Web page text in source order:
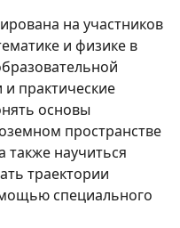
на участников
и физике в
практические
основы
пространстве
также научиться
траектории
специального